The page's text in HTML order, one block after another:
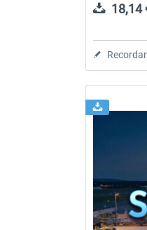
18,14
Recordar